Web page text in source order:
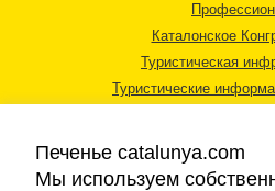
Каталонское
Туристическая
Туристические
Печенье catalunya.com
Мы используем